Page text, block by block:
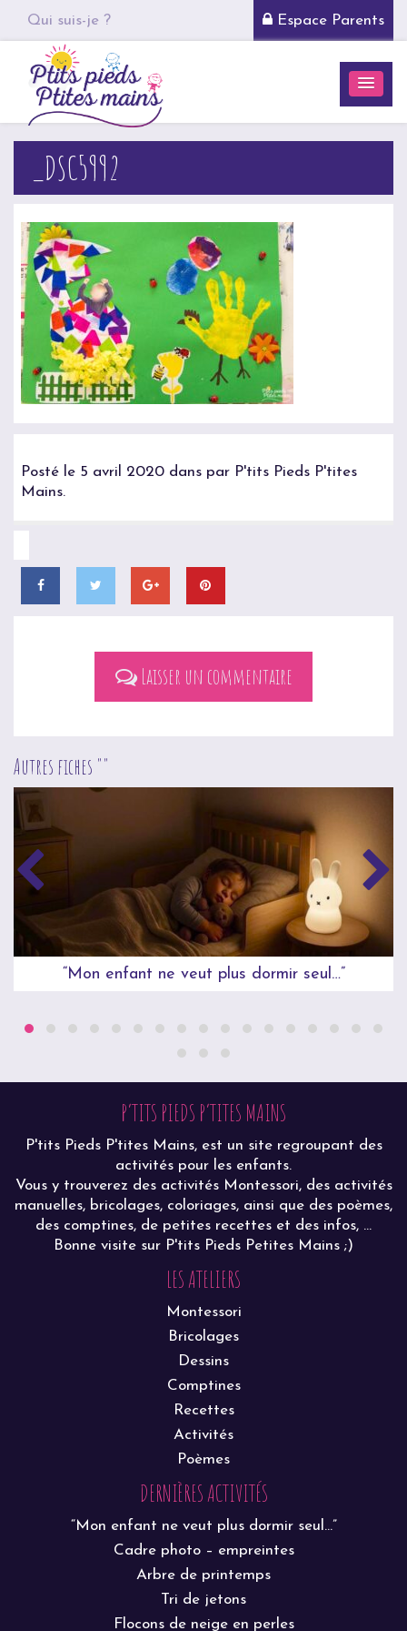
Qui suis-je ? Espace Parents
_DSC5992
Posté le 5 avril 2020 dans par P'tits Pieds P'tites
Mains.
Laisser un commentaire
Autres fiches ""
“Mon enfant ne veut plus dormir seul…”
P’TITS PIEDS P’TITES MAINS
P'tits Pieds P'tites Mains, est un site regroupant des
activités pour les enfants.
Vous y trouverez des activités Montessori, des activités
manuelles, bricolages, coloriages, ainsi que des poèmes,
des comptines, de petites recettes et des infos, ...
Bonne visite sur P'tits Pieds Petites Mains ;)
LES ATELIERS
Montessori
Bricolages
Dessins
Comptines
Recettes
Activités
Poèmes
DERNIÈRES ACTIVITÉS
“Mon enfant ne veut plus dormir seul…”
Cadre photo – empreintes
Arbre de printemps
Tri de jetons
Flocons de neige en perles